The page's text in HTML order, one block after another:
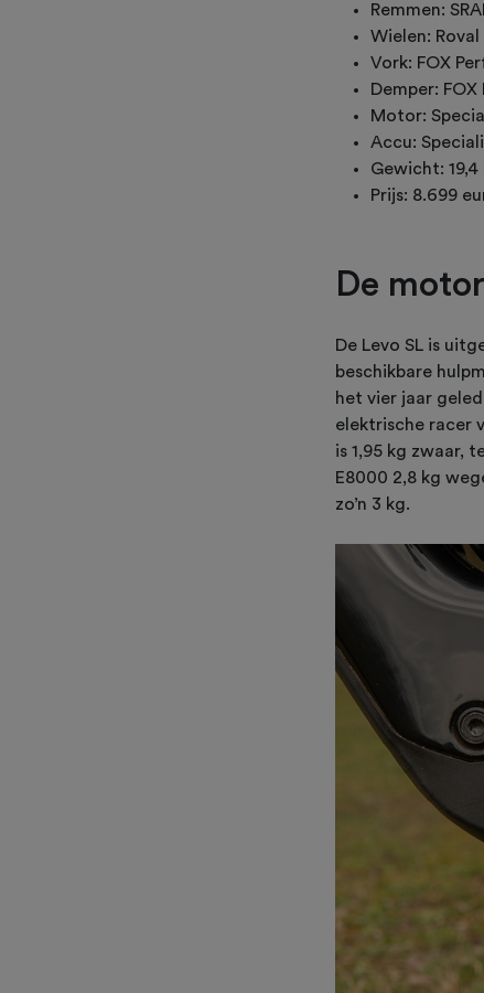
Remmen:
Wielen:
Vork: FOX
Demper:
Motor:
Accu:
Gewicht: 19,4
Prijs: 8.699
De motor
De Levo SL is
beschikbare
het vier jaar
elektrische racer
is 1,95 kg zwaar,
E8000 2,8 kg
zo’n 3 kg.